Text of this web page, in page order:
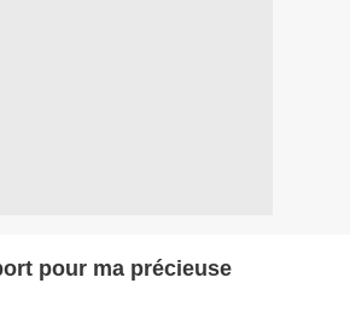
pour ma précieuse